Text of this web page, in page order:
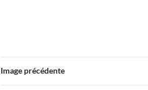
Image précédente